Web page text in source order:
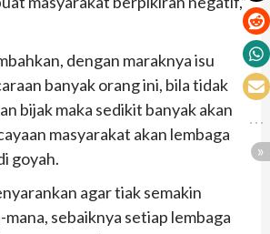
dengan maraknya isu
banyak orang ini, bila tidak
bijak maka sedikit banyak akan
masyarakat akan lembaga
goyah.
agar tiak semakin
sebaiknya setiap lembaga